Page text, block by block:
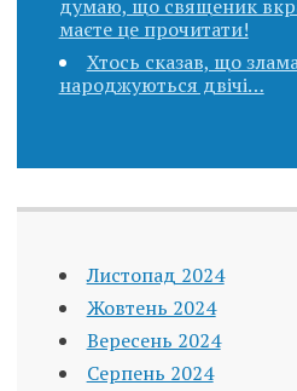
думаю, що священик
маєте це прочитати!
Хтось сказав, що
народжуються двічі…
Листопад 2024
Жовтень 2024
Вересень 2024
Серпень 2024